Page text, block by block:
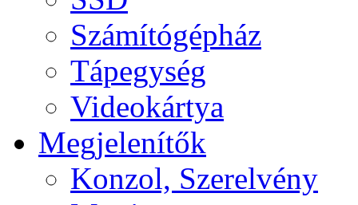
Számítógépház
Tápegység
Videokártya
Megjelenítők
Konzol, Szerelvény